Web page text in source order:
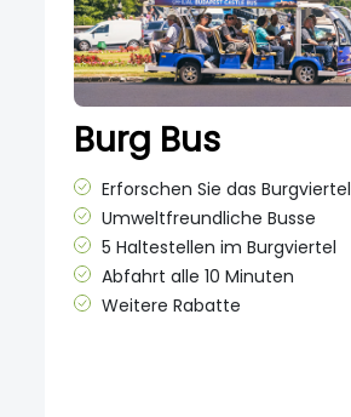
Burg Bus
Erforschen Sie das Burgviertel
Umweltfreundliche Busse
5 Haltestellen im Burgviertel
Abfahrt alle 10 Minuten
Weitere Rabatte